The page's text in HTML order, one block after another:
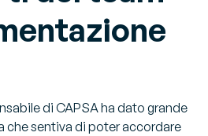
di CAPSA ha dato grande
che sentiva di poter accordare